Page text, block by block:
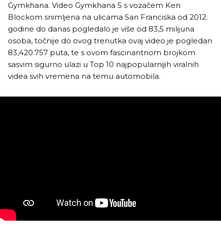
Gymkhana. Video Gymkhana 5 s vozačem Ken
Blockom snimljena na ulicama San Franciska od 2012.
godine do danas pogledalo je više od 83,5 milijuna
osoba, točnije do ovog trenutka ovaj video je pogledan
83,420.757 puta, te s ovom fascinantnom brojkom
sasvim sigurno ulazi u Top 10 najpopularnijih viralnih
videa svih vremena na temu automobila.